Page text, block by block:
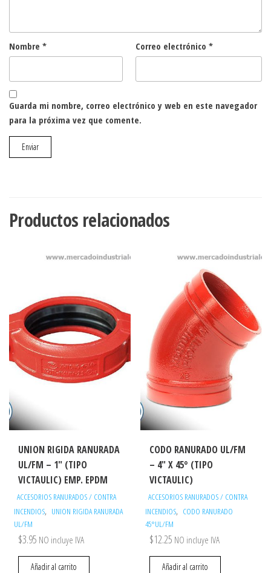
Nombre * Correo electrónico *
Guarda mi nombre, correo electrónico y web en este navegador
para la próxima vez que comente.
Productos relacionados
UNION RIGIDA RANURADA
UL/FM – 1″ (TIPO
VICTAULIC) EMP. EPDM
ACCESORIOS RANURADOS / CONTRA
INCENDIOS, UNION RIGIDA RANURADA
UL/FM
$3.95 NO incluye IVA
Añadir al carrito
CODO RANURADO UL/FM
– 4″ X 45° (TIPO
VICTAULIC)
ACCESORIOS RANURADOS / CONTRA
INCENDIOS, CODO RANURADO
45°UL/FM
$12.25 NO incluye IVA
Añadir al carrito